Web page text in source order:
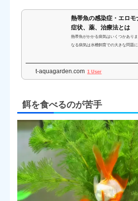
熱帯魚の感染症・エロモ
症状、薬、治療法とは
熱帯魚がかかる病気はいくつかあり
なる病気は水槽飼育での大きな問題
t-aquagarden.com 1 User
餌を食べるのが苦手